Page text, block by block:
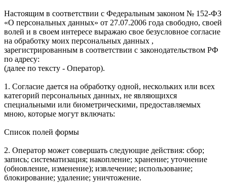
Настоящим в соответствии с Федеральным законом № 152-ФЗ
«О персональных данных» от 27.07.2006 года свободно, своей
волей и в своем интересе выражаю свое безусловное согласие
на обработку моих персональных данных ,
зарегистрированным в соответствии с законодательством РФ
по адресу:
(далее по тексту - Оператор).
1. Согласие дается на обработку одной, нескольких или всех
категорий персональных данных, не являющихся
специальными или биометрическими, предоставляемых
мною, которые могут включать:
Список полей формы
2. Оператор может совершать следующие действия: сбор;
запись; систематизация; накопление; хранение; уточнение
(обновление, изменение); извлечение; использование;
блокирование; удаление; уничтожение.